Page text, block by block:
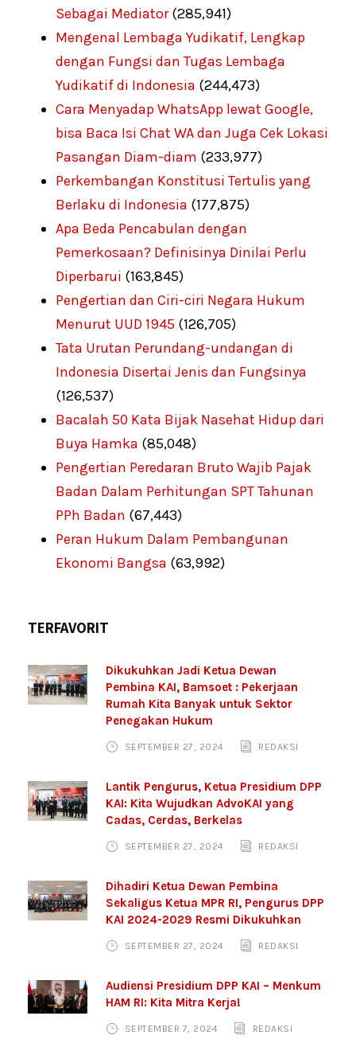
Sebagai Mediator (285,941)
Mengenal Lembaga Yudikatif, Lengkap
dengan Fungsi dan Tugas Lembaga
Yudikatif di Indonesia (244,473)
Cara Menyadap WhatsApp lewat Google,
bisa Baca Isi Chat WA dan Juga Cek Lokasi
Pasangan Diam-diam (233,977)
Perkembangan Konstitusi Tertulis yang
Berlaku di Indonesia (177,875)
Apa Beda Pencabulan dengan
Pemerkosaan? Definisinya Dinilai Perlu
Diperbarui (163,845)
Pengertian dan Ciri-ciri Negara Hukum
Menurut UUD 1945 (126,705)
Tata Urutan Perundang-undangan di
Indonesia Disertai Jenis dan Fungsinya
(126,537)
Bacalah 50 Kata Bijak Nasehat Hidup dari
Buya Hamka (85,048)
Pengertian Peredaran Bruto Wajib Pajak
Badan Dalam Perhitungan SPT Tahunan
PPh Badan (67,443)
Peran Hukum Dalam Pembangunan
Ekonomi Bangsa (63,992)
TERFAVORIT
Dikukuhkan Jadi Ketua Dewan
Pembina KAI, Bamsoet : Pekerjaan
Rumah Kita Banyak untuk Sektor
Penegakan Hukum
SEPTEMBER 27, 2024 REDAKSI
Lantik Pengurus, Ketua Presidium DPP
KAI: Kita Wujudkan AdvoKAI yang
Cadas, Cerdas, Berkelas
SEPTEMBER 27, 2024 REDAKSI
Dihadiri Ketua Dewan Pembina
Sekaligus Ketua MPR RI, Pengurus DPP
KAI 2024-2029 Resmi Dikukuhkan
SEPTEMBER 27, 2024 REDAKSI
Audiensi Presidium DPP KAI – Menkum
HAM RI: Kita Mitra Kerja!
SEPTEMBER 7, 2024 REDAKSI